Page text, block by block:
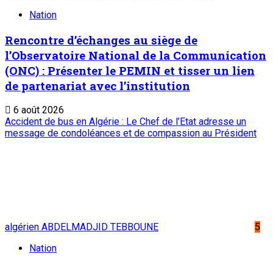
Nation
Rencontre d’échanges au siège de
l’Observatoire National de la Communication
(ONC) : Présenter le PEMIN et tisser un lien
de partenariat avec l’institution
6 août 2026
Accident de bus en Algérie : Le Chef de l’Etat adresse un
message de condoléances et de compassion au Président
algérien ABDELMADJID TEBBOUNE
5
Nation